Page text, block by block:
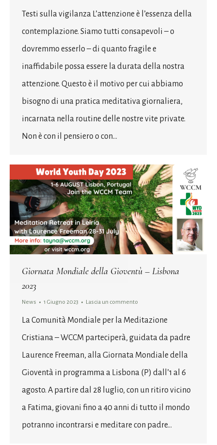
Testi sulla vigilanza L’attenzione è l’essenza della
contemplazione. Siamo tutti consapevoli – o
dovremmo esserlo – di quanto fragile e
inaffidabile possa essere la durata della nostra
attenzione. Questo è il motivo per cui abbiamo
bisogno di una pratica meditativa giornaliera,
incarnata nella routine delle nostre vite private.
Non è con il pensiero o con…
Giornata Mondiale della Gioventù – Lisbona
2023
News 1 Giugno 2023 Lascia un commento
La Comunità Mondiale per la Meditazione
Cristiana – WCCM parteciperà, guidata da padre
Laurence Freeman, alla Giornata Mondiale della
Gioventà in programma a Lisbona (P) dall’1 al 6
agosto. A partire dal 28 luglio, con un ritiro vicino
a Fatima, giovani fino a 40 anni di tutto il mondo
potranno incontrarsi e meditare con padre…